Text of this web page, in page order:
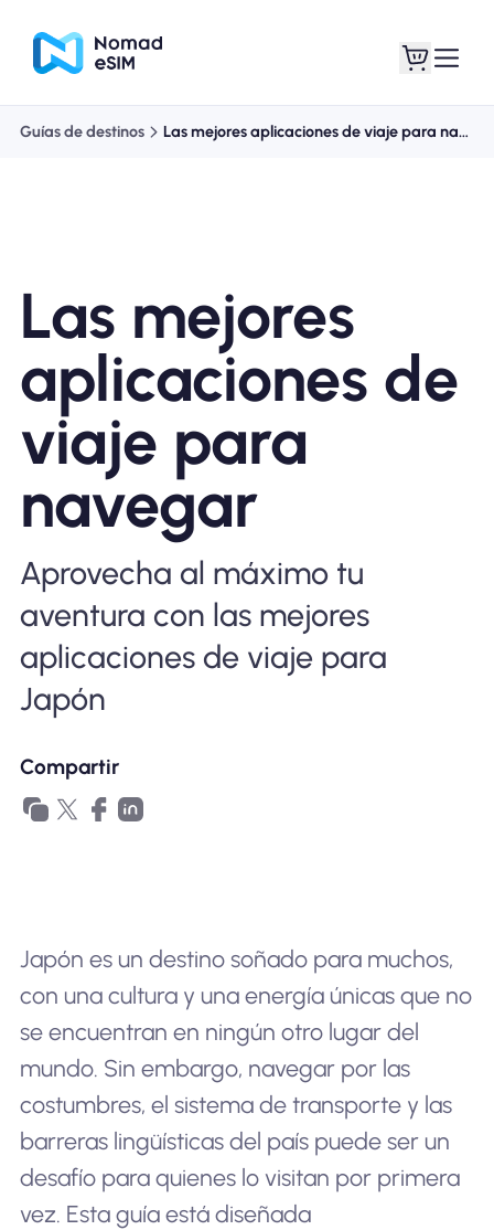
Planes de la tienda
Acerca de eSIM
Por qué la eSIM Nomad
Usando una eSIM
Para negocios
Guías de destinos Las mejores aplicaciones de viaje para navegar
Las mejores
aplicaciones de
viaje para
navegar
Aprovecha al máximo tu
aventura con las mejores
aplicaciones de viaje para
Japón
Compartir
Japón es un destino soñado para muchos,
con una cultura y una energía únicas que no
se encuentran en ningún otro lugar del
mundo. Sin embargo, navegar por las
costumbres, el sistema de transporte y las
barreras lingüísticas del país puede ser un
desafío para quienes lo visitan por primera
vez. Esta guía está diseñada